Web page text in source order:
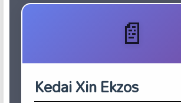
Kedai Xin Ekzos